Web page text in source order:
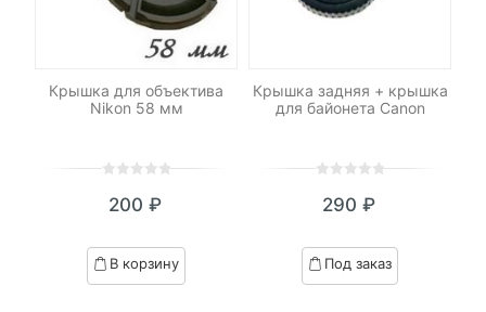
Крышка для объектива
Nikon 58 мм
out
based
on
200 ₽
В корзину
Крышка задняя + крышка
для байонета Canon
out
based
on
290 ₽
Под заказ